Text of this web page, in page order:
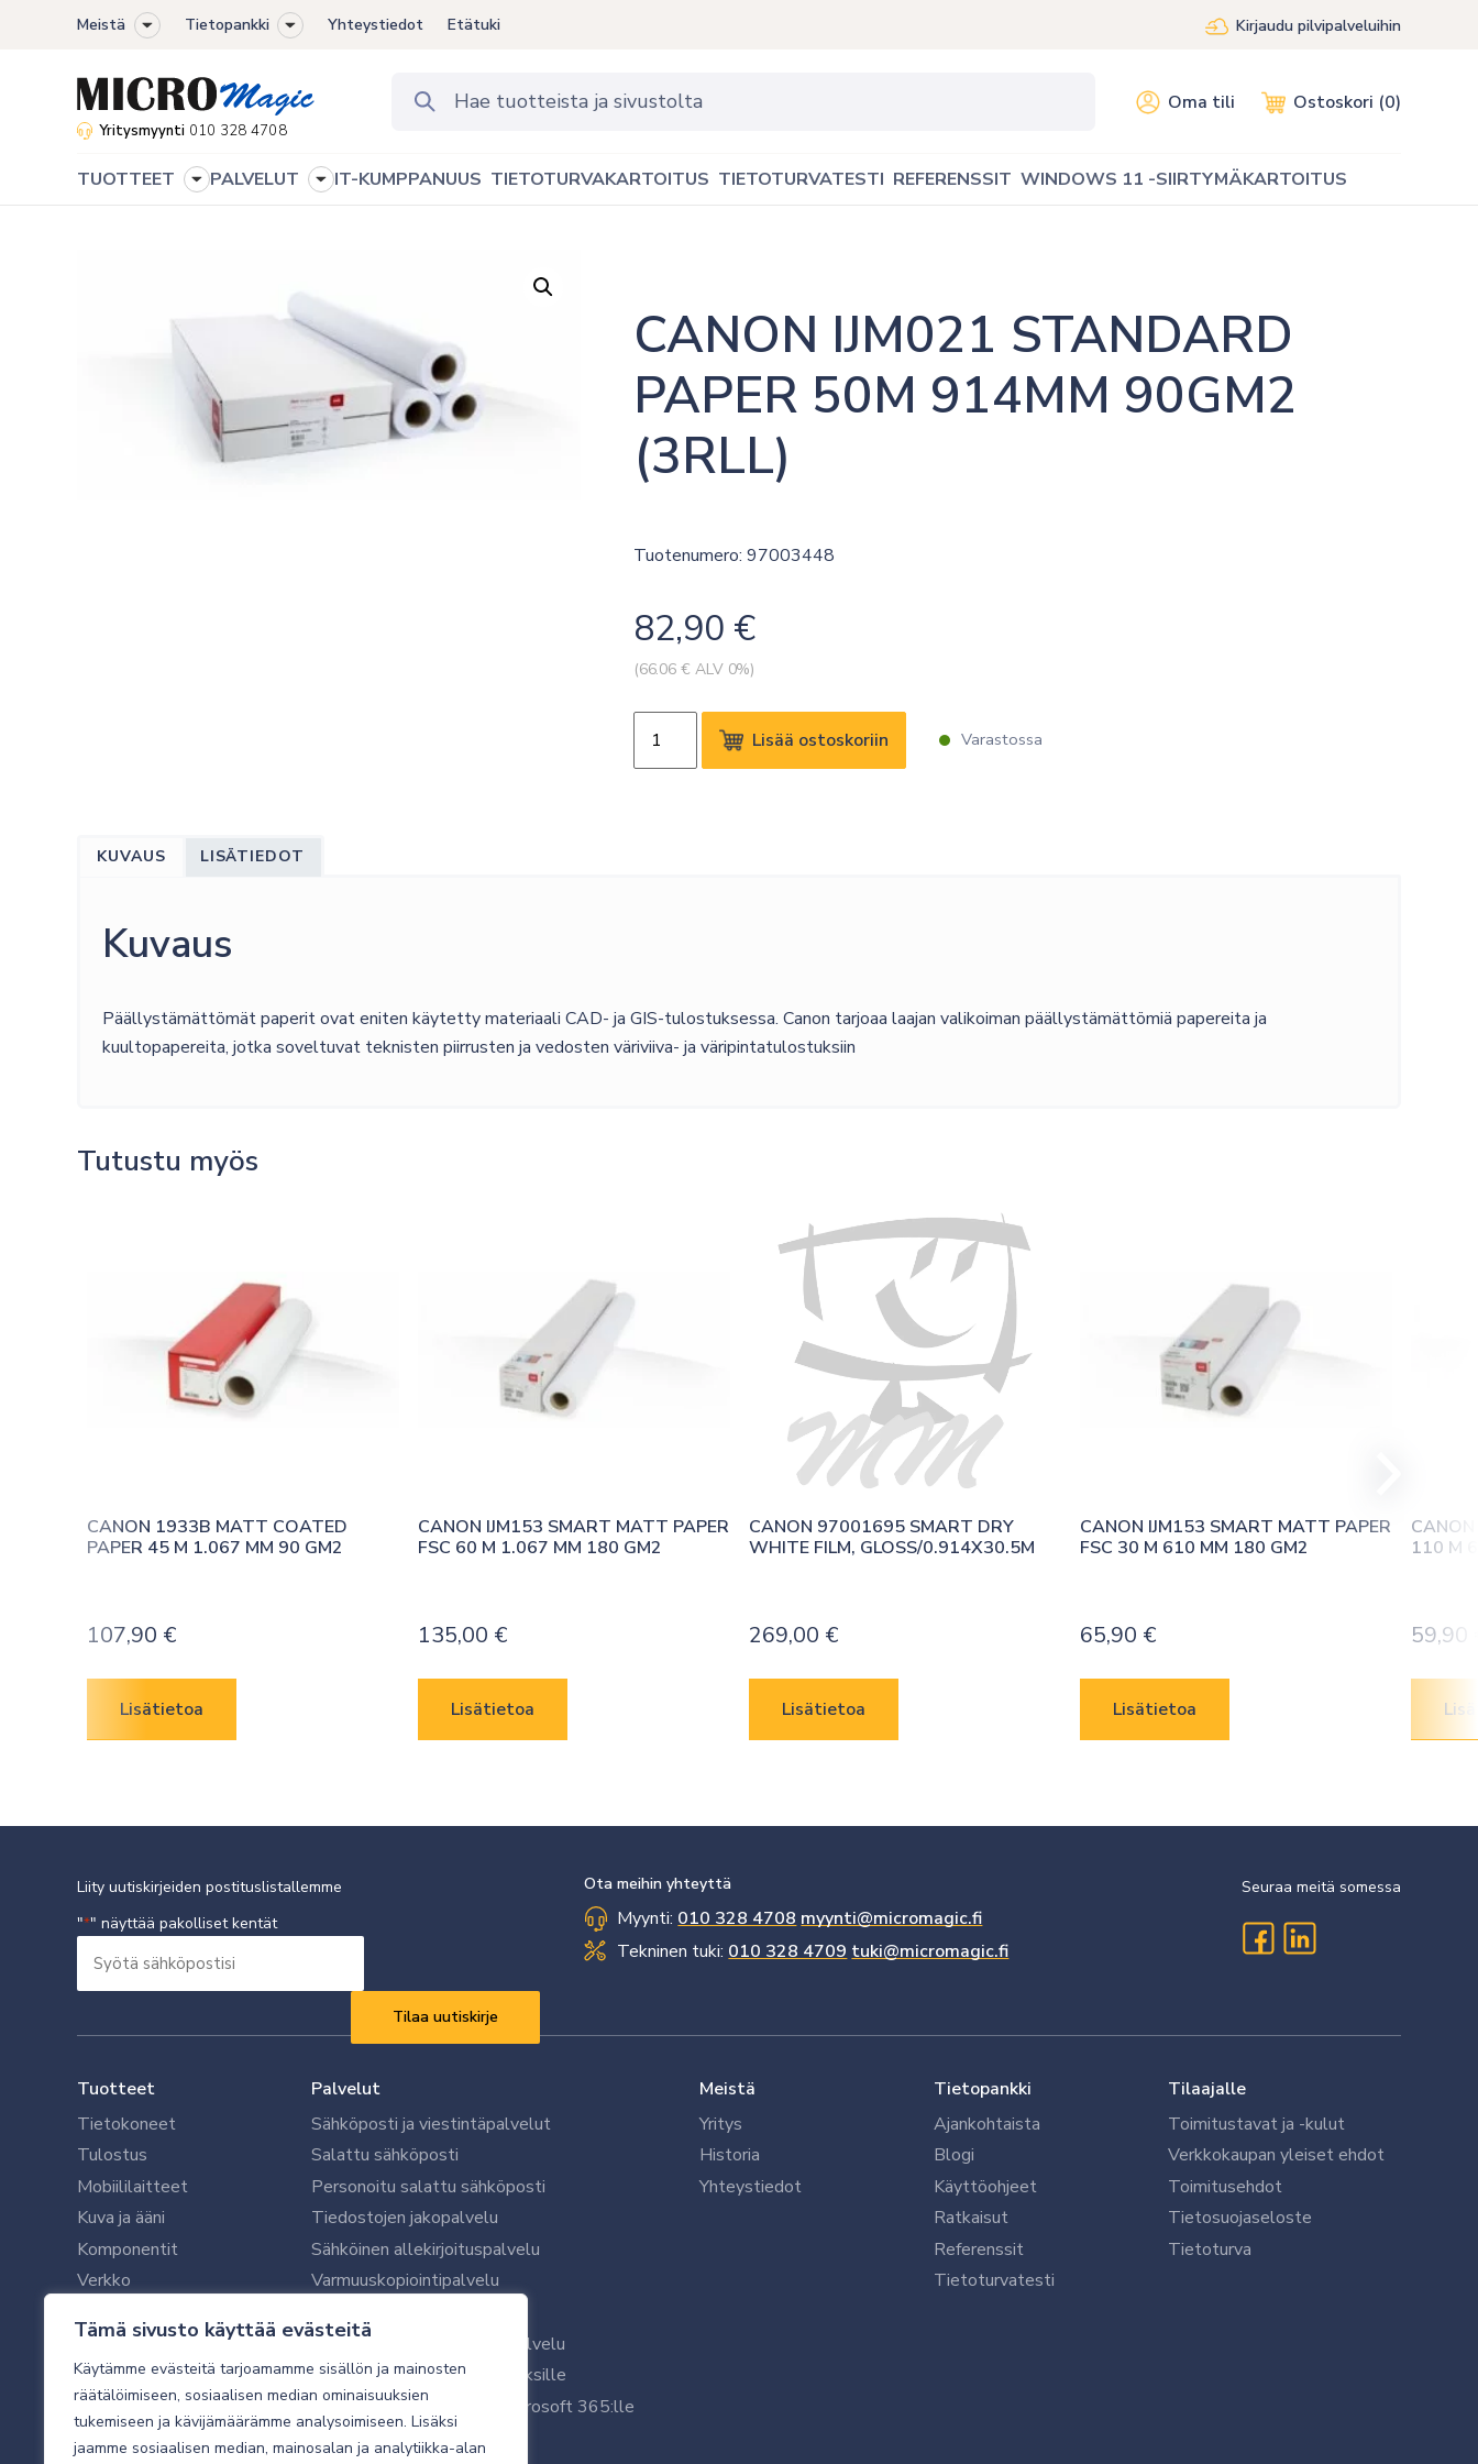
Tämä sivusto käyttää evästeitä
Käytämme evästeitä tarjoamamme sisällön ja mainosten
räätälöimiseen, sosiaalisen median ominaisuuksien
tukemiseen ja kävijämäärämme analysoimiseen. Lisäksi
jaamme sosiaalisen median, mainosalan ja analytiikka-alan
Meistä
Toggle
menu
Tietopankki
Toggle
menu
Yhteystiedot Etätuki Kirjaudu pilvipalveluihin
Yritysmyynti 010 328 4708
Oma tili Ostoskori (0)
TUOTTEET
Toggle
PALVELUT
Toggle
IT-KUMPPANUUS TIETOTURVAKARTOITUS TIETOTURVATESTI REFERENSSIT WINDOWS 11 -SIIRTYMÄKARTOITUS
CANON IJM021 STANDARD
PAPER 50M 914MM 90GM2
(3RLL)
Tuotenumero: 97003448
82,90 €
(66.06 € ALV 0%)
Varastossa
IJM021
Lisää ostoskoriin
KUVAUS LISÄTIEDOT
Kuvaus
Päällystämättömät paperit ovat eniten käytetty materiaali CAD- ja GIS-tulostuksessa. Canon tarjoaa laajan valikoiman päällystämättömiä papereita ja
kuultopapereita, jotka soveltuvat teknisten piirrusten ja vedosten väriviiva- ja väripintatulostuksiin
Tutustu myös
CANON 1933B MATT COATED
PAPER 45 M 1.067 MM 90 GM2
107,90 €
Lisätietoa
CANON IJM153 SMART MATT PAPER
FSC 60 M 1.067 MM 180 GM2
135,00 €
Lisätietoa
CANON 97001695 SMART DRY
WHITE FILM, GLOSS/0.914X30.5M
269,00 €
Lisätietoa
CANON IJM153 SMART MATT PAPER
FSC 30 M 610 MM 180 GM2
65,90 €
Lisätietoa
110 M
59,90
Liity uutiskirjeiden postituslistallemme
"*" näyttää pakolliset kentät
sähköpostisi
Ota meihin yhteyttä
Myynti: 010 328 4708 myynti@micromagic.fi
Tekninen tuki: 010 328 4709 tuki@micromagic.fi
Seuraa meitä somessa
Tuotteet
Tietokoneet
Tulostus
Mobiililaitteet
Kuva ja ääni
Komponentit
Verkko
Oheislaitteet
Palvelut
Sähköposti ja viestintäpalvelut
Salattu sähköposti
Personoitu salattu sähköposti
Tiedostojen jakopalvelu
Sähköinen allekirjoituspalvelu
Varmuuskopiointipalvelu
Microsoft 365 -varmistuspalvelu
WithSecure tietoturva yrityksille
WithSecuren tietoturva Microsoft 365:lle
Käyttäjätukipalvelu
Meistä
Yritys
Historia
Yhteystiedot
Tietopankki
Ajankohtaista
Blogi
Käyttöohjeet
Ratkaisut
Referenssit
Tietoturvatesti
Tilaajalle
Toimitustavat ja -kulut
Verkkokaupan yleiset ehdot
Toimitusehdot
Tietosuojaseloste
Tietoturva